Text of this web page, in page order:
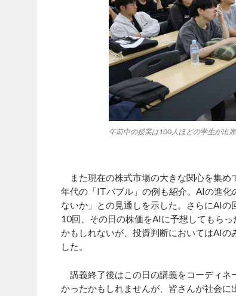
午前中の授業は100人ほどの学生が出
また現在の株式市場の大きな関心を集め
年代の「ITバブル」の例も紹介。AIの進化
ないか」との見通しを示した。さらにAI
10回、その日の株価をAIに予想してもら
かもしれないが、投資判断においてはAI
した。
講義終了後はこの日の講義をコーディネ
かったかもしれませんが、皆さんが社会